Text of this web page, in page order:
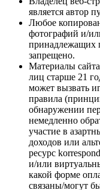
является автор
Любое
фотографий и/
принадлежащих
запрещено.
Материалы
лиц старше 21
может вызвать
правила
обнаружении
немедленно
участие в
доходов или
ресурс
и/или
какой форме
связаны/могут